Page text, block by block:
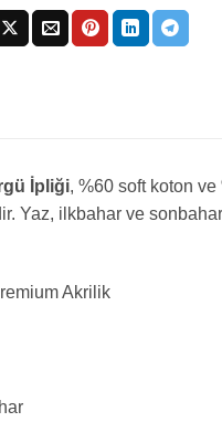
İpliği, %60 soft koton ve
Yaz, ilkbahar ve
Akrilik